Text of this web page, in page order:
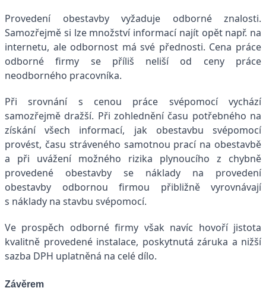
Provedení obestavby vyžaduje odborné znalosti.
Samozřejmě si lze množství informací najít opět např. na
internetu, ale odbornost má své přednosti. Cena práce
odborné firmy se příliš neliší od ceny práce
neodborného pracovníka.
Při srovnání s cenou práce svépomocí vychází
samozřejmě dražší. Při zohlednění času potřebného na
získání všech informací, jak obestavbu svépomocí
provést, času stráveného samotnou prací na obestavbě
a při uvážení možného rizika plynoucího z chybně
provedené obestavby se náklady na provedení
obestavby odbornou firmou přibližně vyrovnávají
s náklady na stavbu svépomocí.
Ve prospěch odborné firmy však navíc hovoří jistota
kvalitně provedené instalace, poskytnutá záruka a nižší
sazba DPH uplatněná na celé dílo.
Závěrem